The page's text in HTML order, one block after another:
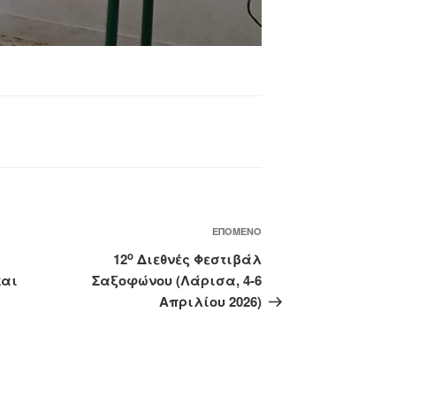
ΕΠΌΜΕΝΟ
12ο Διεθνές Φεστιβάλ
Σαξοφώνου (Λάρισα, 4-6
Απριλίου 2026)